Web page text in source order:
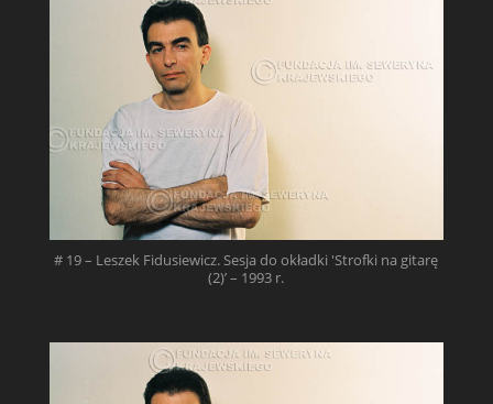
# 19 – Leszek Fidusiewicz. Sesja do okładki 'Strofki na gitarę
(2)’ – 1993 r.